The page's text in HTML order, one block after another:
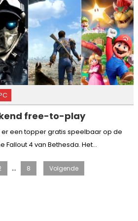
free-to-play
een topper gratis speelbaar op de
Fallout 4 van Bethesda. Het...
… 8 Volgende